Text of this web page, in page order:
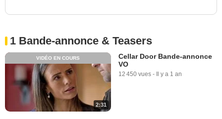
1 Bande-annonce & Teasers
2:31
VIDÉO EN COURS
Cellar Door Bande-annonce
VO
12 450 vues - Il y a 1 an